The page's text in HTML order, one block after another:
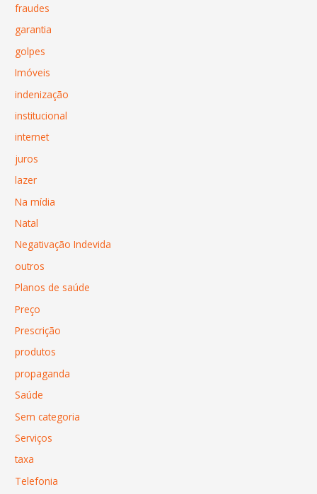
fraudes
garantia
golpes
Imóveis
indenização
institucional
internet
juros
lazer
Na mídia
Natal
Negativação Indevida
outros
Planos de saúde
Preço
Prescrição
produtos
propaganda
Saúde
Sem categoria
Serviços
taxa
Telefonia